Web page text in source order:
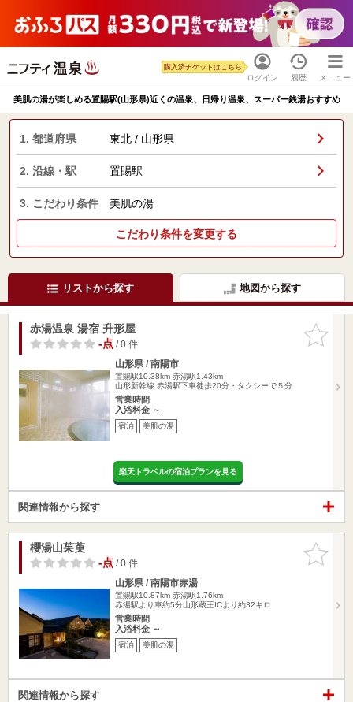
ログイン
購入済チケットはこちら
履歴 メニュー
美肌の湯が楽しめる置賜駅(山形県)近くの温泉、日帰り温泉、スーパー銭湯おすすめ
1. 都道府県 東北 / 山形県
2. 沿線・駅 置賜駅
3. こだわり条件 美肌の湯
こだわり条件を変更する
リストから探す 地図から探す
お気に入
りに追加
赤湯温泉 湯宿 升形屋
-点/ 0 件
山形県 / 南陽市
置賜駅10.38km 赤湯駅1.43km
山形新幹線 赤湯駅下車徒歩20分・タクシーで５分
営業時間
入浴料金 ～
宿泊 美肌の湯
楽天トラベルの宿泊プランを見る
関連情報から探す
お気に入
りに追加
櫻湯山茱萸
-点/ 0 件
山形県 / 南陽市赤湯
置賜駅10.87km 赤湯駅1.76km
赤湯駅より車約5分山形蔵王ICより約32キロ
営業時間
入浴料金 ～
宿泊 美肌の湯
関連情報から探す